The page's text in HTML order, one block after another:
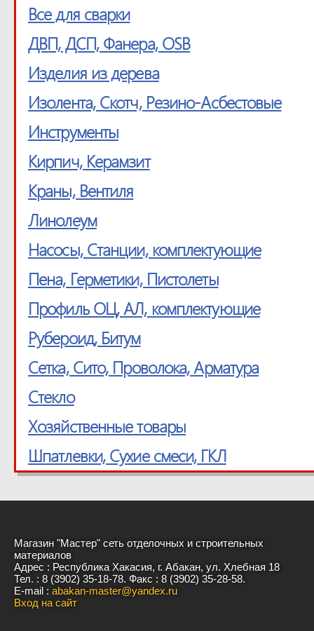
Все для сварки
ДВП, ДСП, Фанера, OSB
Изделия из дерева
Изолента, Скотч, Резино-Асбестовые
Инструменты
Кирпич, Керамзит
Краны, Вентиля
Линолеум
Насосы, Станции, комплектующие
Пена, Герметики, Пистолеты
Профиль ОЦ, АЛ, комплектующие
Рубероид, Битум
Сетка, Cито, Проволока, Арматура
Стекло
Хозяйственные товары
Шпатлевки, Сухие смеси, ГКЛ
Магазин "Мастер" сеть отделочных и строительных
материалов
Адрес : Республика Хакасия, г. Абакан, ул. Хлебная 18
Тел. : 8 (3902) 35-18-78. Факс : 8 (3902) 35-28-58.
E-mail : abakan-master@yandex.ru
Вход на сайт